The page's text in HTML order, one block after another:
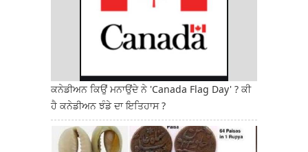
ਕਨੇਡੀਅਨ ਕਿਉਂ ਮਨਾਉਂਦੇ ਨੇ 'Canada Flag Day' ? ਕੀ
ਹੈ ਕਨੇਡੀਅਨ ਝੰਡੇ ਦਾ ਇਤਿਹਾਸ ?